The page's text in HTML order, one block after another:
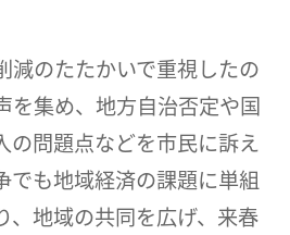
減のたたかいで重視したの
を集め、地方自治否定や国
の問題点などを市民に訴え
でも地域経済の課題に単組
、地域の共同を広げ、来春